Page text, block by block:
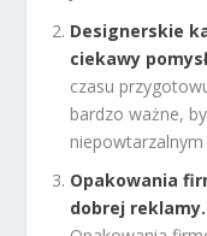
Designerskie
ciekawy
czasu
bardzo ważne,
niepowtarzalnym
Opakowania
dobrej